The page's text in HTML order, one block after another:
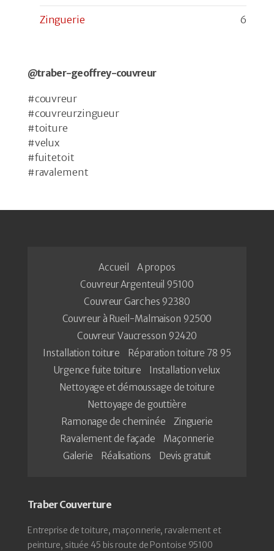
Zinguerie 6
@traber-geoffrey-couvreur
#couvreur
#couvreurzingueur
#toiture
#velux
#fuitetoit
#ravalement
Accueil
A propos
Couvreur Argenteuil 95100
Couvreur Garches 92380
Couvreur à Rueil-Malmaison 92500
Couvreur Vaucresson 92420
Installation toiture
Réparation toiture 78 95
Urgence fuite toiture
Installation velux
Nettoyage et démoussage de toiture
Nettoyage de gouttière
Ramonage de cheminée
Zinguerie
Ravalement de façade
Maçonnerie
Galerie
Réalisations Devis gratuit
Traber Couverture
Entreprise de toiture, maçonnerie, ravalement et
peinture, située 45 bis route de Pontoise 95100